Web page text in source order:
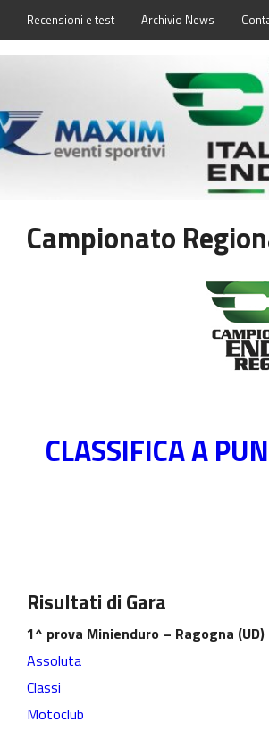
Recensioni e test Archivio News
Campionato
CLASSIFICA A
Risultati di Gara
1^ prova Minienduro – Ragogna
Assoluta
Classi
Motoclub